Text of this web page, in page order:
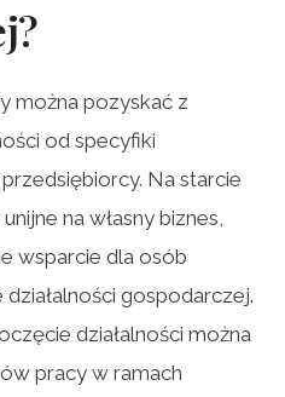
można pozyskać z
od specyfiki
Na starcie
na własny biznes,
wsparcie dla osób
gospodarczej.
działalności można
pracy w ramach